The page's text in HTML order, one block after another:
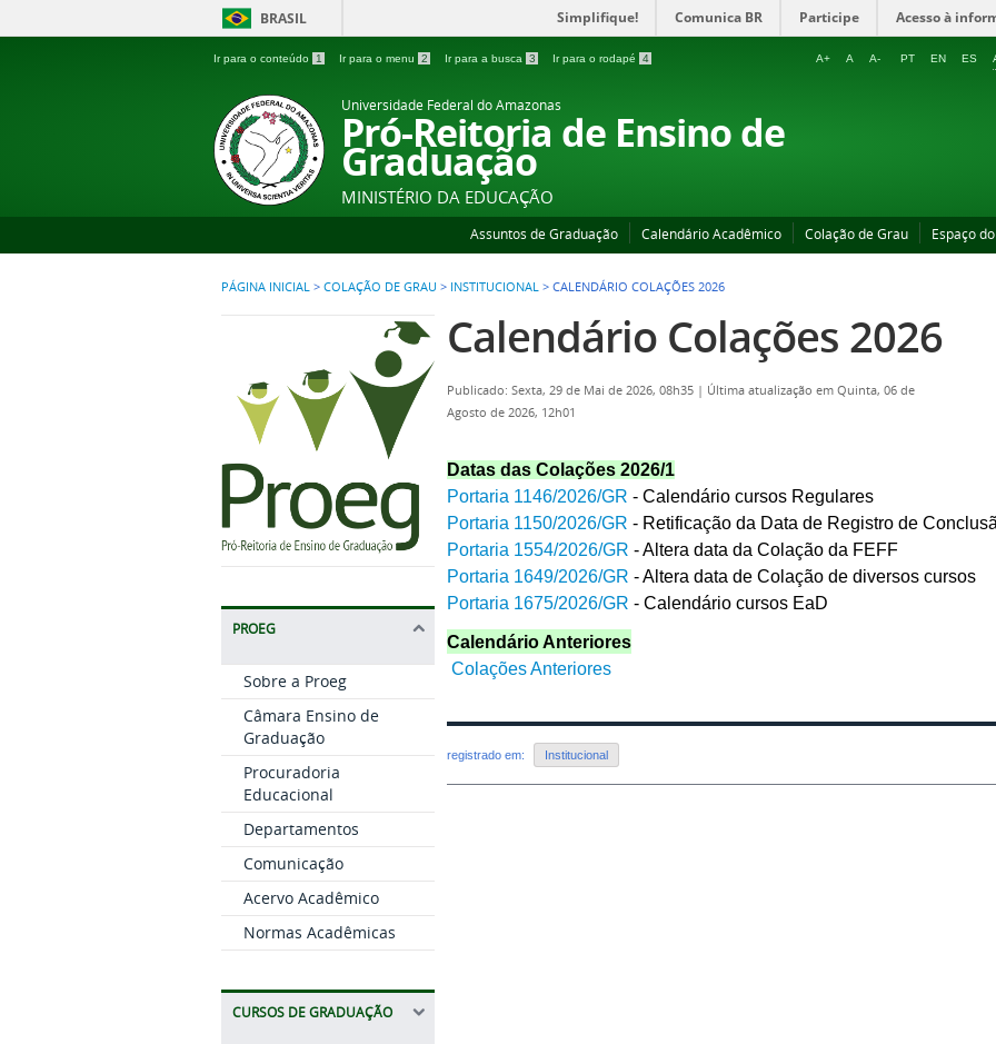
BRASIL Simplifique! Comunica BR Participe Acesso à
Ir para o conteúdo 1 Ir para o menu 2 Ir para a busca 3 Ir para o rodapé 4 A+ A A- PT EN ES
Universidade Federal do Amazonas
Pró-Reitoria de Ensino de
Graduação
MINISTÉRIO DA EDUCAÇÃO
Assuntos de Graduação Calendário Acadêmico Colação de Grau Espaço
PÁGINA INICIAL > COLAÇÃO DE GRAU > INSTITUCIONAL > CALENDÁRIO COLAÇÕES 2026
PROEG
Sobre a Proeg
Câmara Ensino de
Graduação
Procuradoria
Educacional
Departamentos
Comunicação
Acervo Acadêmico
Normas Acadêmicas
CURSOS DE GRADUAÇÃO
Calendário Colações 2026
Publicado: Sexta, 29 de Mai de 2026, 08h35 | Última atualização em Quinta, 06 de
Agosto de 2026, 12h01
Datas das Colações 2026/1
Portaria 1146/2026/GR - Calendário cursos Regulares
Portaria 1150/2026/GR - Retificação da Data de Registro de
Portaria 1554/2026/GR - Altera data da Colação da FEFF
Portaria 1649/2026/GR - Altera data de Colação de diversos cursos
Portaria 1675/2026/GR - Calendário cursos EaD
Calendário Anteriores
Colações Anteriores
registrado em: Institucional